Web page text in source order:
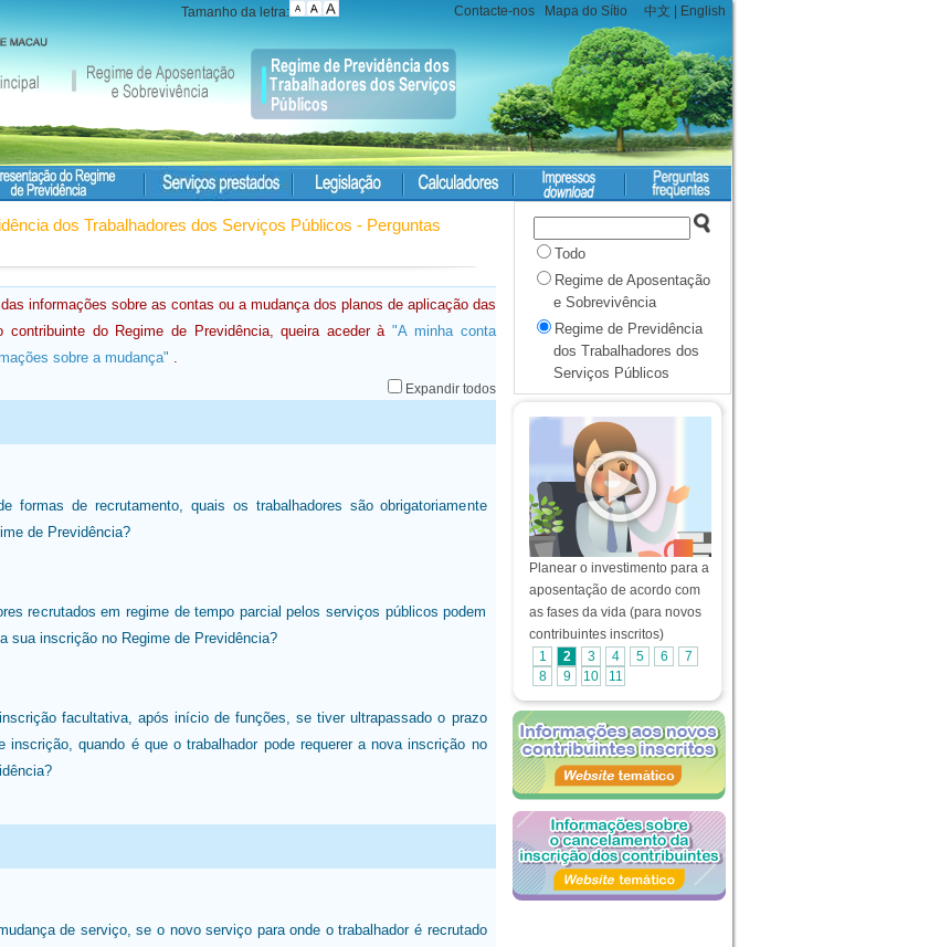
Tamanho da letra: Contacte-nos Mapa do Sítio 中文 English
dos Trabalhadores dos Serviços Públicos - Perguntas
informações sobre as contas ou a mudança dos planos de aplicação das
contribuinte do Regime de Previdência, queira aceder à"A minha conta
sobre a mudança" .
Expandir todos
formas de recrutamento, quais os trabalhadores são obrigatoriamente
de Previdência?
recrutados em regime de tempo parcial pelos serviços públicos podem
sua inscrição no Regime de Previdência?
facultativa, após início de funções, se tiver ultrapassado o prazo
inscrição, quando é que o trabalhador pode requerer a nova inscrição no
de serviço, se o novo serviço para onde o trabalhador é recrutado
Todo
Regime de Aposentação
e Sobrevivência
Regime de Previdência
dos Trabalhadores dos
Serviços Públicos
Planear o investimento para a
aposentação de acordo com
as fases da vida (para novos
contribuintes inscritos)
1
2 3 4 5 6
7
8
9 10 11